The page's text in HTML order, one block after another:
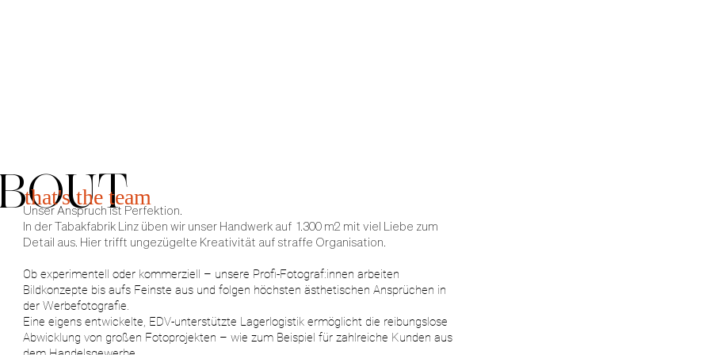
that's the team
Unser Anspruch ist Perfektion.
In der Tabakfabrik Linz üben wir unser Handwerk auf 1.300 m2 mit viel Liebe zum
Detail aus. Hier trifft ungezügelte Kreativität auf straffe Organisation.
Ob experimentell oder kommerziell – unsere Profi-Fotograf:innen arbeiten
Bildkonzepte bis aufs Feinste aus und folgen höchsten ästhetischen Ansprüchen in
der Werbefotografie.
Eine eigens entwickelte, EDV-unterstützte Lagerlogistik ermöglicht die reibungslose
Abwicklung von großen Fotoprojekten – wie zum Beispiel für zahlreiche Kunden aus